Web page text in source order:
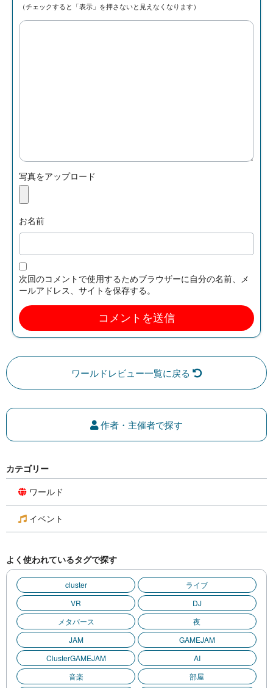
（チェックすると「表示」を押さないと見えなくなります）
写真をアップロード
お名前
次回のコメントで使用するためブラウザーに自分の名前、メ
ールアドレス、サイトを保存する。
ワールドレビュー一覧に戻る
作者・主催者で探す
カテゴリー
ワールド
イベント
よく使われているタグで探す
cluster
ライブ
VR
DJ
メタバース
夜
JAM
GAMEJAM
ClusterGAMEJAM
AI
音楽
部屋